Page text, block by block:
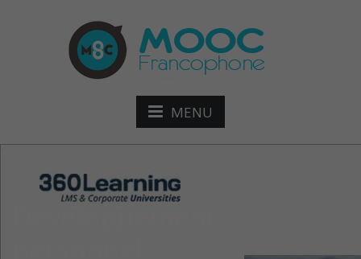
MENU
Développement